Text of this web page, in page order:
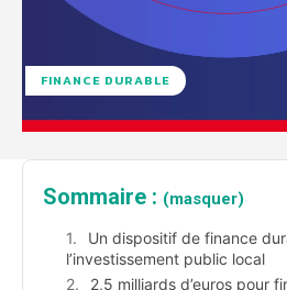
FINANCE DURABLE
Sommaire : (masquer)
Un dispositif de finance
l’investissement public local
2,5 milliards d’euros pour